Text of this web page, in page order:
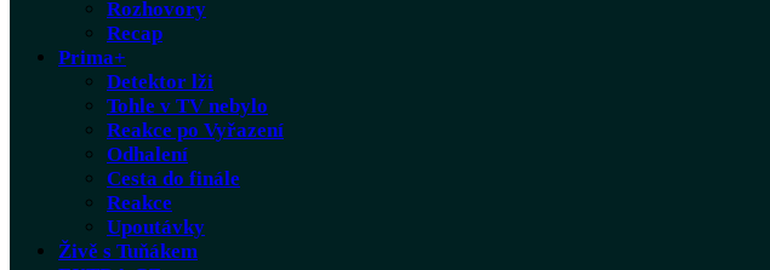
Rozhovory
Recap
Prima+
Detektor lži
Tohle v TV nebylo
Reakce po Vyřazení
Odhalení
Cesta do finále
Reakce
Upoutávky
Živě s Tuňákem